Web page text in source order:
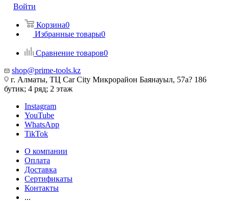
Войти
Корзина0
Избранные товары0
Сравнение товаров0
shop@prime-tools.kz
г. Алматы, ТЦ Car City​ ​Микрорайон Баянауыл, 57а? ​186
бутик; 4 ряд; 2 этаж
Instagram
YouTube
WhatsApp
TikTok
О компании
Оплата
Доставка
Сертификаты
Контакты
...